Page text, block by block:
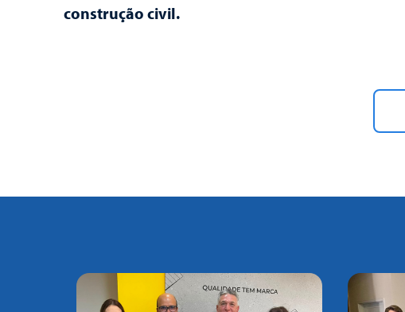
construção civil.